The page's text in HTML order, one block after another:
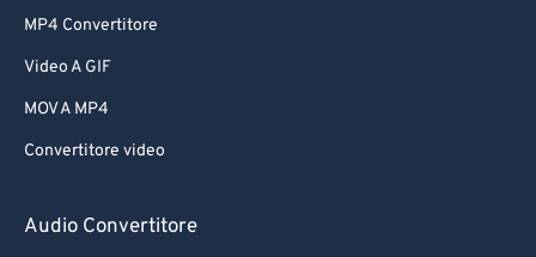
MP4 Convertitore
Video A GIF
MOV A MP4
Convertitore video
Audio Convertitore